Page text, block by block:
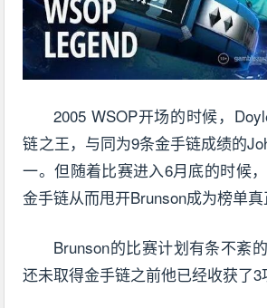
2005 WSOP开场的时候，
链之王，与同为9条金手链成绩的
一。但随着比赛进入6月底的时候
金手链从而甩开Brunson成为榜单真
Brunson的比赛计划有条不紊
还未取得金手链之前他已经收获了3